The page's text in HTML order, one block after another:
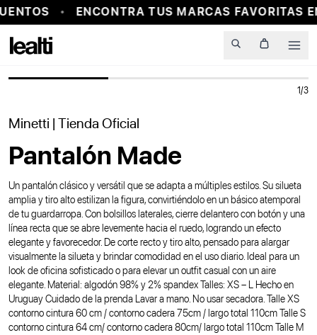
ENCONTRA TUS MARCAS FAVORITAS
PROBADOR VIRTUAL
1/3
Minetti | Tienda Oficial
Pantalón Made
Un pantalón clásico y versátil que se adapta a múltiples estilos. Su silueta
amplia y tiro alto estilizan la figura, convirtiéndolo en un básico atemporal
de tu guardarropa. Con bolsillos laterales, cierre delantero con botón y una
línea recta que se abre levemente hacia el ruedo, logrando un efecto
elegante y favorecedor. De corte recto y tiro alto, pensado para alargar
visualmente la silueta y brindar comodidad en el uso diario. Ideal para un
look de oficina sofisticado o para elevar un outfit casual con un aire
elegante. Material: algodón 98% y 2% spandex Talles: XS – L Hecho en
Uruguay Cuidado de la prenda Lavar a mano. No usar secadora. Talle XS
contorno cintura 60 cm / contorno cadera 75cm / largo total 110cm Talle S
contorno cintura 64 cm/ contorno cadera 80cm/ largo total 110cm Talle M